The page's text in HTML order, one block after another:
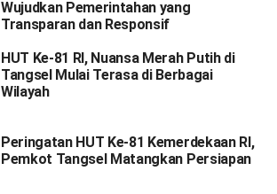
Wujudkan Pemerintahan yang
Transparan dan Responsif
HUT Ke-81 RI, Nuansa Merah Putih di
Tangsel Mulai Terasa di Berbagai
Wilayah
Peringatan HUT Ke-81 Kemerdekaan RI,
Pemkot Tangsel Matangkan Persiapan